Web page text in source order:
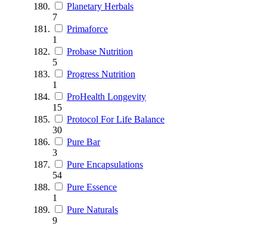
Planetary Herbals
7
Primaforce
1
Probase Nutrition
5
Progress Nutrition
1
ProHealth Longevity
15
Protocol For Life Balance
30
Pure Bar
3
Pure Encapsulations
54
Pure Essence
1
Pure Naturals
9